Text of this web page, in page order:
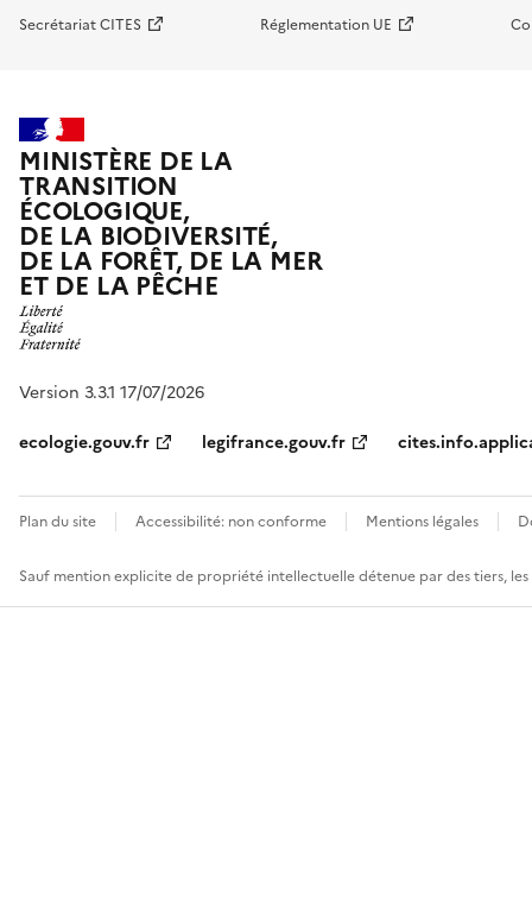
Secrétariat CITES Réglementation UE
MINISTÈRE DE LA
TRANSITION
ÉCOLOGIQUE,
DE LA BIODIVERSITÉ,
DE LA FORÊT, DE LA MER
ET DE LA PÊCHE
Version 3.3.1 17/07/2026
ecologie.gouv.fr
legifrance.gouv.fr
Plan du site Accessibilité: non conforme Mentions légales
Sauf mention explicite de propriété intellectuelle détenue par des tiers,